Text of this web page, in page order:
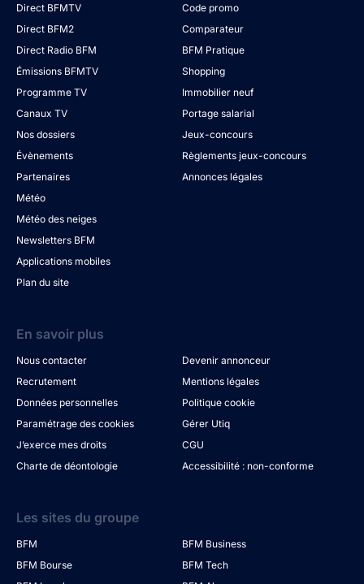
Direct BFMTV
Direct BFM2
Direct Radio BFM
Émissions BFMTV
Programme TV
Canaux TV
Nos dossiers
Évènements
Partenaires
Météo
Météo des neiges
Newsletters BFM
Applications mobiles
Plan du site
Code promo
Comparateur
BFM Pratique
Shopping
Immobilier neuf
Portage salarial
Jeux-concours
Règlements jeux-concours
Annonces légales
En savoir plus
Nous contacter
Devenir annonceur
Recrutement
Mentions légales
Données personnelles
Politique cookie
Paramétrage des cookies
Gérer Utiq
J’exerce mes droits
CGU
Charte de déontologie
Accessibilité : non-conforme
Les sites du groupe
BFM
BFM Business
BFM Bourse
BFM Tech